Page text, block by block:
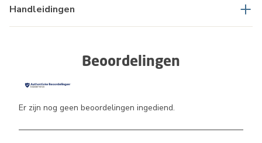
Handleidingen
Beoordelingen
Er zijn nog geen beoordelingen ingediend.